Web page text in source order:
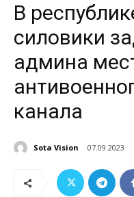
В
силовики
админа
канала
Sota Vision 07.09.2023